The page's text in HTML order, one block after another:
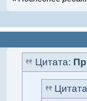
Цитата: